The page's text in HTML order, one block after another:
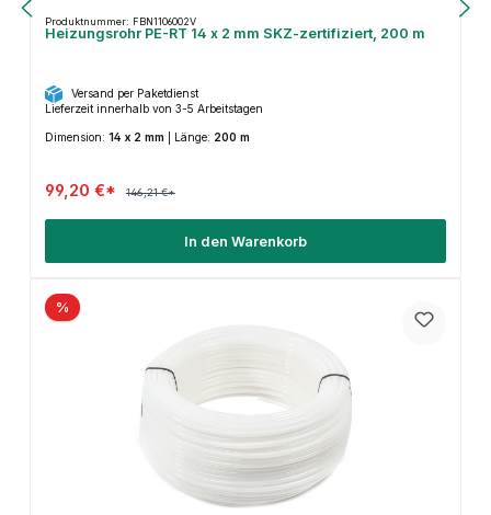
Produktnummer: FBN1106002V
Heizungsrohr PE-RT 14 x 2 mm SKZ-zertifiziert, 200 m
Versand per Paketdienst
Lieferzeit innerhalb von 3-5 Arbeitstagen
Dimension: 14 x 2 mm Länge: 200 m
99,20 €* 146,21 €*
In den Warenkorb
%